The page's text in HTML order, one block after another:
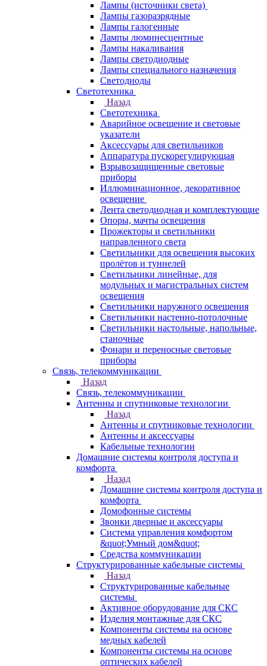
Лампы (источники света)
Лампы газоразрядные
Лампы галогенные
Лампы люминесцентные
Лампы накаливания
Лампы светодиодные
Лампы специального назначения
Светодиоды
Светотехника
Назад
Светотехника
Аварийное освещение и световые
указатели
Аксессуары для светильников
Аппаратура пускорегулирующая
Взрывозащищенные световые
приборы
Иллюминационное, декоративное
освещение
Лента светодиодная и комплектующие
Опоры, мачты освещения
Прожекторы и светильники
направленного света
Светильники для освещения высоких
пролётов и туннелей
Светильники линейные, для
модульных и магистральных систем
освещения
Светильники наружного освещения
Светильники настенно-потолочные
Светильники настольные, напольные,
станочные
Фонари и переносные световые
приборы
Связь, телекоммуникации
Назад
Связь, телекоммуникации
Антенны и спутниковые технологии
Назад
Антенны и спутниковые технологии
Антенны и аксессуары
Кабельные технологии
Домашние системы контроля доступа и
комфорта
Назад
Домашние системы контроля доступа и
комфорта
Домофонные системы
Звонки дверные и аксессуары
Система управления комфортом
&quot;Умный дом&quot;
Средства коммуникации
Структурированные кабельные системы
Назад
Структурированные кабельные
системы
Активное оборудование для СКС
Изделия монтажные для СКС
Компоненты системы на основе
медных кабелей
Компоненты системы на основе
оптических кабелей